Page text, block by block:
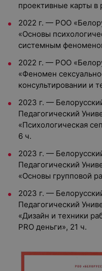
проективные карты в
2022 г. — РОО
«Основы
системным
2022 г. — РОО
«Феномен
консультировании и
2023 г. —
Педагогический
«Психологическая
6 ч.
2023 г. —
Педагогический
«Основы групповой
2023 г. —
Педагогический
«Дизайн и техники
PRO деньги», 21 ч.